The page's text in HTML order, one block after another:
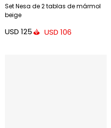
Set Nesa de 2 tablas de mármol
beige
USD 125 USD 106